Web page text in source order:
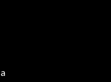
registrados que hayan